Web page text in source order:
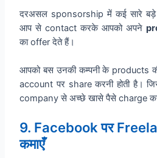
दरअसल sponsorship में कई सारे
आप से contact करके आपको अपने
का offer देते हैं।
आपको बस उनकी कम्पनी के products
account पर share करनी होती है।
company से अच्छे खासे पैसे charge
9. Facebook पर
कमाएँ